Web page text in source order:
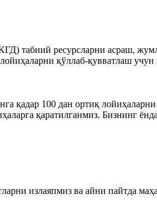
табиий ресурсларни асраш,
қўллаб-қувватлаш
100 дан ортиқ лойиҳаларни
қаратилганмиз. Бизнинг
излаяпмиз ва айни пайтда